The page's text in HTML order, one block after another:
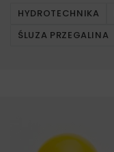
HYDROTECHNIKA
ŚLUZA PRZEGALINA